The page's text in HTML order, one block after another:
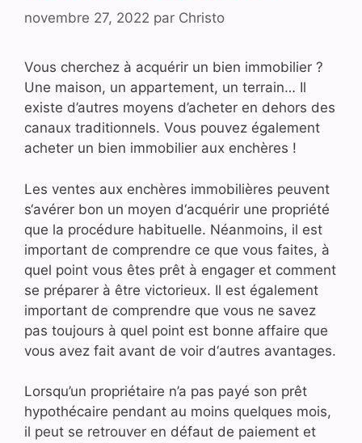
novembre 27, 2022 par Christo
Vous cherchez à acquérir un bien immobilier ?
Une maison, un appartement, un terrain… Il
existe d’autres moyens d’acheter en dehors des
canaux traditionnels. Vous pouvez également
acheter un bien immobilier aux enchères !
Les ventes aux enchères immobilières peuvent
s‘avérer bon un moyen d‘acquérir une propriété
que la procédure habituelle. Néanmoins, il est
important de comprendre ce que vous faites, à
quel point vous êtes prêt à engager et comment
se préparer à être victorieux. Il est également
important de comprendre que vous ne savez
pas toujours à quel point est bonne affaire que
vous avez fait avant de voir d‘autres avantages.
Lorsqu’un propriétaire n’a pas payé son prêt
hypothécaire pendant au moins quelques mois,
il peut se retrouver en défaut de paiement et